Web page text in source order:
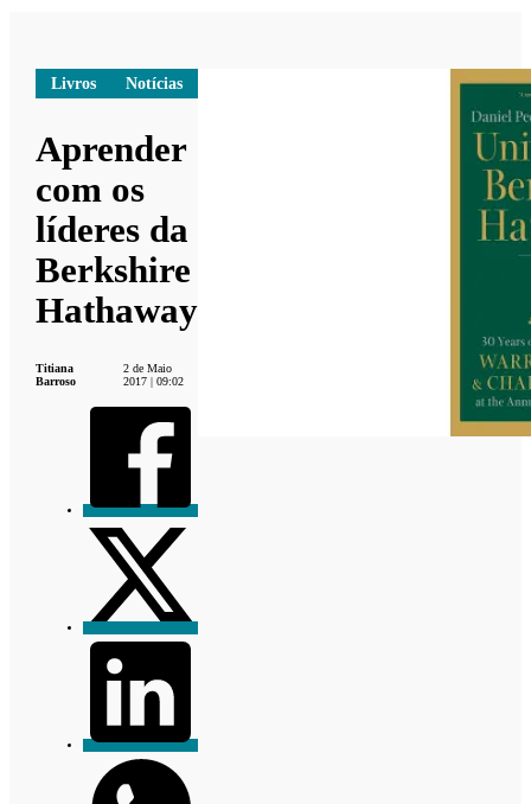
Livros Notícias
Aprender
com os
líderes da
Berkshire
Hathaway
Titiana
Barroso
2 de Maio
2017 | 09:02